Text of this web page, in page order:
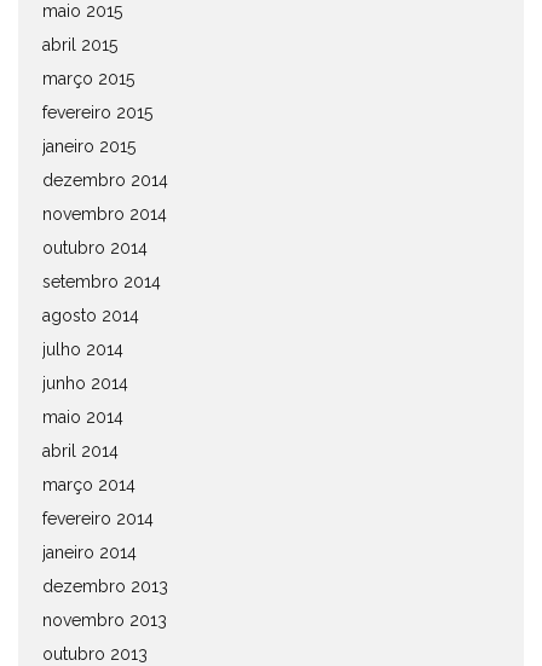
maio 2015
abril 2015
março 2015
fevereiro 2015
janeiro 2015
dezembro 2014
novembro 2014
outubro 2014
setembro 2014
agosto 2014
julho 2014
junho 2014
maio 2014
abril 2014
março 2014
fevereiro 2014
janeiro 2014
dezembro 2013
novembro 2013
outubro 2013